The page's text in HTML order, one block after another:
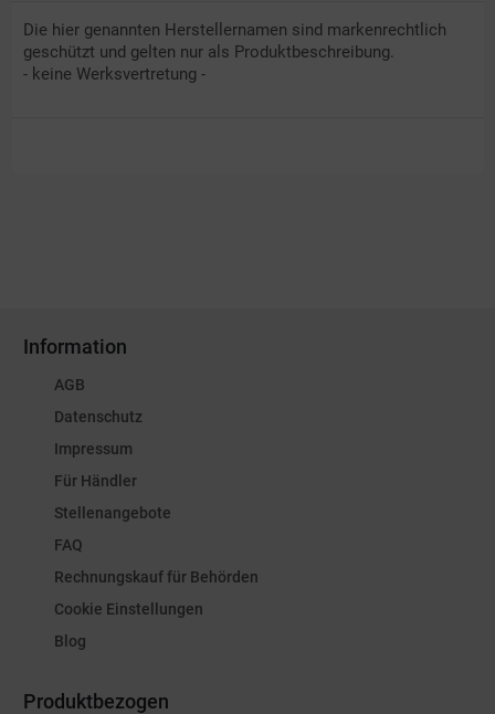
Die hier genannten Herstellernamen sind markenrechtlich
geschützt und gelten nur als Produktbeschreibung.
- keine Werksvertretung -
Information
AGB
Datenschutz
Impressum
Für Händler
Stellenangebote
FAQ
Rechnungskauf für Behörden
Cookie Einstellungen
Blog
Produktbezogen